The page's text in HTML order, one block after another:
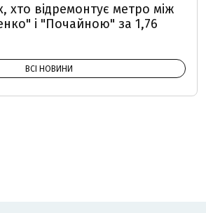
хто відремонтує метро між
і "Почайною" за 1,76
ВСІ НОВИНИ